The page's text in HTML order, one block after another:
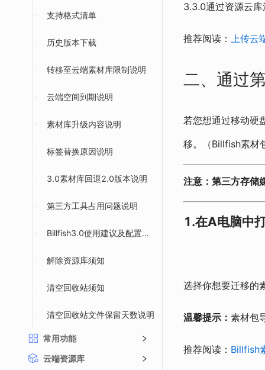
支持格式清单
历史版本下载
转移至云端素材库限制说明
云端空间到期说明
素材库升级内容说明
标签替换原因说明
3.0素材库回退2.0版本说明
第三方工具占用问题说明
Billfish3.0使用建议及配置说明
解除资源库须知
清空回收站须知
清空回收站文件保留天数说明
常用功能
云端资源库
3.3.0通过资源云
推荐阅读： 上传云
二、通过
若您想通过移动硬
移。（Billfish素材
注意：第三方存储
1.在A电脑中
选择你想要迁移的
温馨提示： 素材包
推荐阅读： Billfish